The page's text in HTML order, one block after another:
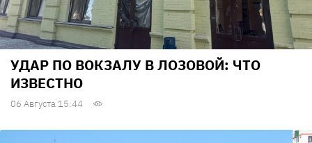
УДАР ПО ВОКЗАЛУ В ЛОЗОВОЙ: ЧТО
ИЗВЕСТНО
06 Августа 15:44